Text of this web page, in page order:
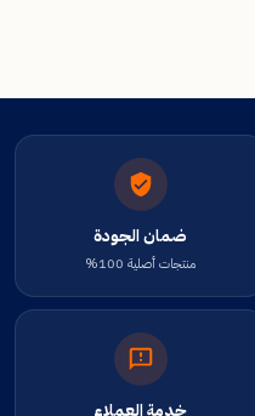
ضمان الجودة
منتجات أصلية 100%
خدمة العملاء